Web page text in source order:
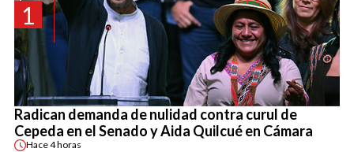
1
Radican demanda de nulidad contra curul de
Cepeda en el Senado y Aida Quilcué en Cámara
Hace4 horas